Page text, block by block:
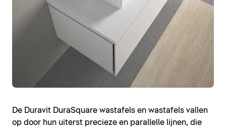
De Duravit DuraSquare wastafels en wastafels vallen
op door hun uiterst precieze en parallelle lijnen, die